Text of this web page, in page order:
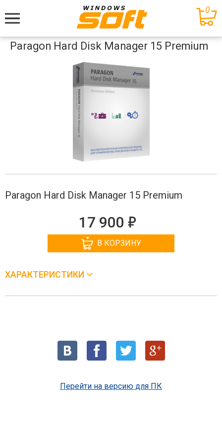
Меню
0
Paragon Hard Disk Manager 15 Premium
Paragon Hard Disk Manager 15 Premium
17 900 е
В КОРЗИНУ
ХАРАКТЕРИСТИКИ
Перейти на версию для ПК